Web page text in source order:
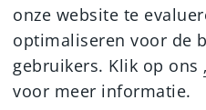
onze website te
optimaliseren voor de
gebruikers. Klik op ons
voor meer informatie.